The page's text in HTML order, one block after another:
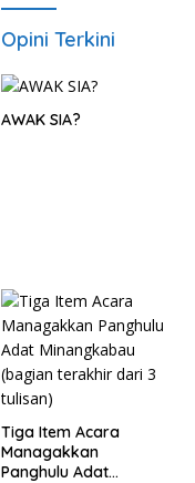
Opini Terkini
AWAK SIA?
Tiga Item Acara
Managakkan
Panghulu Adat